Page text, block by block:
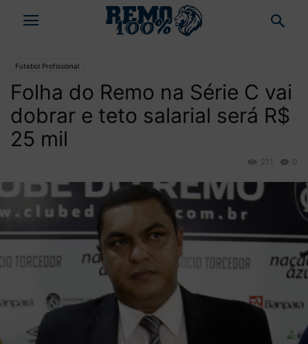
Futebol Profissional
Folha do Remo na Série C vai
dobrar e teto salarial será R$
25 mil
0
211